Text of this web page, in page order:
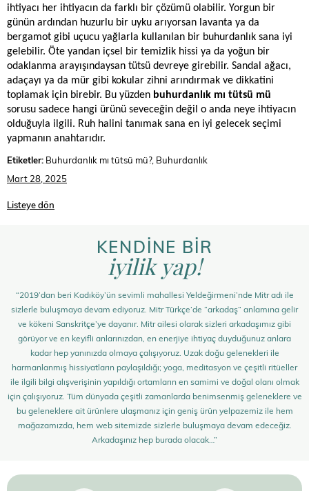
ihtiyacı her ihtiyacın da farklı bir çözümü olabilir. Yorgun bir
günün ardından huzurlu bir uyku arıyorsan lavanta ya da
bergamot gibi uçucu yağlarla kullanılan bir buhurdanlık sana iyi
gelebilir. Öte yandan içsel bir temizlik hissi ya da yoğun bir
odaklanma arayışındaysan tütsü devreye girebilir. Sandal ağacı,
adaçayı ya da mür gibi kokular zihni arındırmak ve dikkatini
toplamak için birebir. Bu yüzden buhurdanlık mı tütsü mü
sorusu sadece hangi ürünü seveceğin değil o anda neye ihtiyacın
olduğuyla ilgili. Ruh halini tanımak sana en iyi gelecek seçimi
yapmanın anahtarıdır.
Etiketler: Buhurdanlık mı tütsü mü?, Buhurdanlık
Mart 28, 2025
Listeye dön
KENDİNE BİR
iyilik yap!
“2019’dan beri Kadıköy’ün sevimli mahallesi Yeldeğirmeni’nde Mitr adı ile
sizlerle buluşmaya devam ediyoruz. Mitr Türkçe’de “arkadaş” anlamına gelir
ve kökeni Sanskritçe’ye dayanır. Mitr ailesi olarak sizleri arkadaşımız gibi
görüyor ve en keyifli anlarınızdan, en enerjiye ihtiyaç duyduğunuz anlara
kadar hep yanınızda olmaya çalışıyoruz. Uzak doğu gelenekleri ile
harmanlanmış hissiyatların paylaşıldığı; yoga, meditasyon ve çeşitli ritüeller
ile ilgili bilgi alışverişinin yapıldığı ortamların en samimi ve doğal olanı olmak
için çalışıyoruz. Tüm dünyada çeşitli zamanlarda benimsenmiş geleneklere ve
bu geleneklere ait ürünlere ulaşmanız için geniş ürün yelpazemiz ile hem
mağazamızda, hem web sitemizde sizlerle buluşmaya devam edeceğiz.
Arkadaşınız hep burada olacak…”